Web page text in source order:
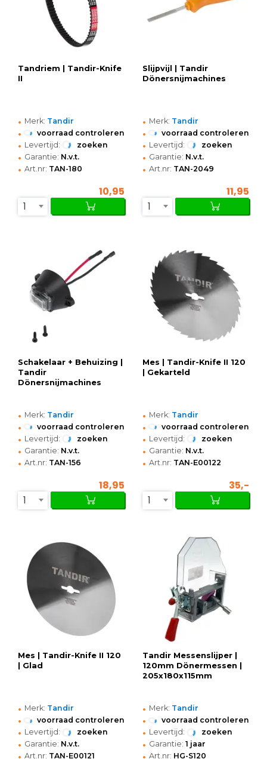
Tandriem | Tandir-Knife
II
• Merk: Tandir
• voorraad controleren
• Levertijd: zoeken
• Garantie: N.v.t.
• Art.nr: TAN-180
10,95
1
Slijpvijl | Tandir
Dönersnijmachines
• Merk: Tandir
• voorraad controleren
• Levertijd: zoeken
• Garantie: N.v.t.
• Art.nr: TAN-2049
11,95
1
Schakelaar + Behuizing |
Tandir
Dönersnijmachines
• Merk: Tandir
• voorraad controleren
• Levertijd: zoeken
• Garantie: N.v.t.
• Art.nr: TAN-156
18,95
1
Mes | Tandir-Knife II 120
| Gekarteld
• Merk: Tandir
• voorraad controleren
• Levertijd: zoeken
• Garantie: N.v.t.
• Art.nr: TAN-E00122
35,-
1
Mes | Tandir-Knife II 120
| Glad
• Merk: Tandir
• voorraad controleren
• Levertijd: zoeken
• Garantie: N.v.t.
• Art.nr: TAN-E00121
Tandir Messenslijper |
120mm Dönermessen |
205x180x115mm
• Merk: Tandir
• voorraad controleren
• Levertijd: zoeken
• Garantie: 1 jaar
• Art.nr: HG-S120